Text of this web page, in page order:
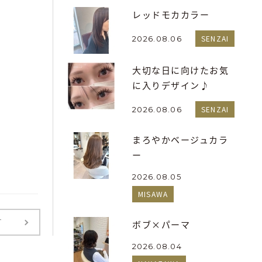
レッドモカカラー
2026.08.06 SENZAI
大切な日に向けたお気
に入りデザイン♪
2026.08.06 SENZAI
まろやかベージュカラ
ー
2026.08.05
MISAWA
ボブ×パーマ
2026.08.04